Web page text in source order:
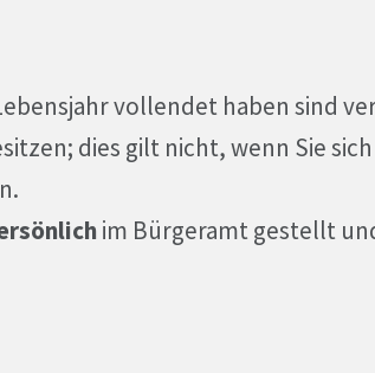
vollendet haben sind
dies gilt nicht, wenn Sie
im Bürgeramt gestellt